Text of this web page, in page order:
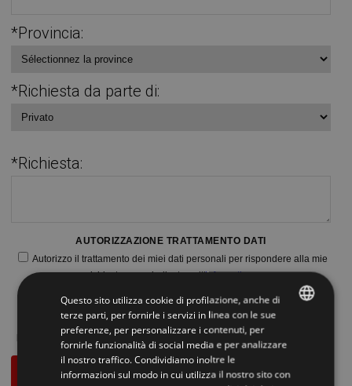
*Provincia:
*Richiesta da parte di:
*Richiesta:
AUTORIZZAZIONE TRATTAMENTO DATI
Autorizzo il trattamento dei miei dati personali per rispondere alla mie
richieste come indicato nell'informativa.
AUTORIZZAZIONE MARKETING
Fornisco il consenso per le finalità di ricezione di comunicazioni
promozionali e commerciali come indicato nell'informativa
Richiedi informazioni
Questo sito utilizza cookie di profilazione, anche di
terze parti, per fornirle i servizi in linea con le sue
preferenze, per personalizzare i contenuti, per
fornirle funzionalità di social media e per analizzare
il nostro traffico. Condividiamo inoltre le
informazioni sul modo in cui utilizza il nostro sito con